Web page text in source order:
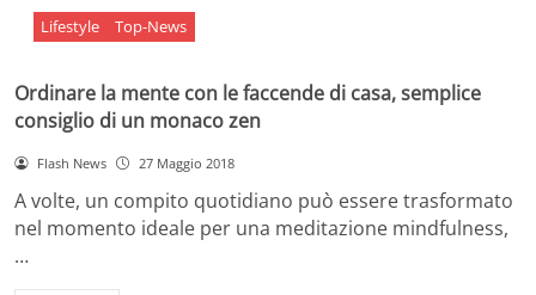
Lifestyle Top-News
Ordinare la mente con le faccende di casa, semplice
consiglio di un monaco zen
Flash News 27 Maggio 2018
A volte, un compito quotidiano può essere trasformato
nel momento ideale per una meditazione mindfulness,
…